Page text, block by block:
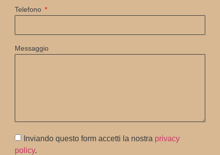
Telefono
Messaggio
Inviando questo form accetti la nostra privacy
policy.